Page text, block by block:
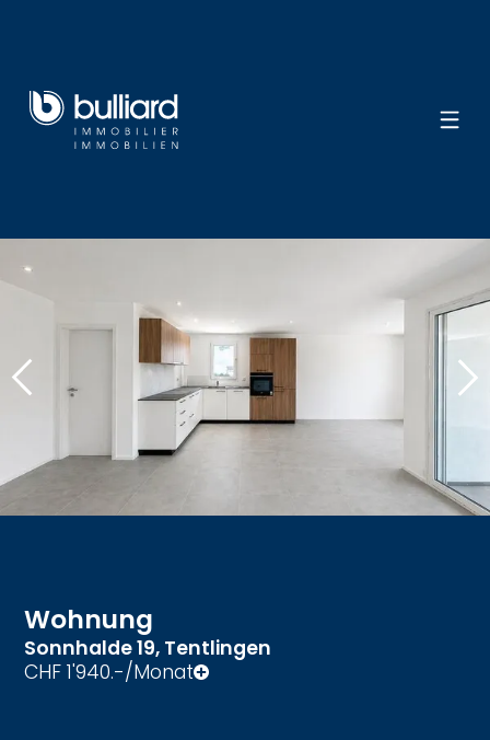
Wohnung
Sonnhalde 19, Tentlingen
CHF 1'940.-/Monat